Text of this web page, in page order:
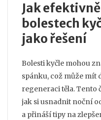
Jak
bolestech
jako řešení
Bolesti kyčle mohou
spánku, což může mít
regeneraci těla. Tento
jak si usnadnit noční
a přináší tipy na